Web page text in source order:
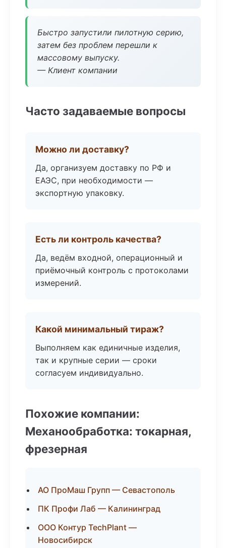
Быстро запустили пилотную серию,
затем без проблем перешли к
массовому выпуску.
— Клиент компании
Часто задаваемые вопросы
Можно ли доставку?
Да, организуем доставку по РФ и
ЕАЭС, при необходимости —
экспортную упаковку.
Есть ли контроль качества?
Да, ведём входной, операционный и
приёмочный контроль с протоколами
измерений.
Какой минимальный тираж?
Выполняем как единичные изделия,
так и крупные серии — сроки
согласуем индивидуально.
Похожие компании:
Механообработка: токарная,
фрезерная
АО ПроМаш Групп — Севастополь
ПК Профи Лаб — Калининград
ООО Контур TechPlant —
Новосибирск